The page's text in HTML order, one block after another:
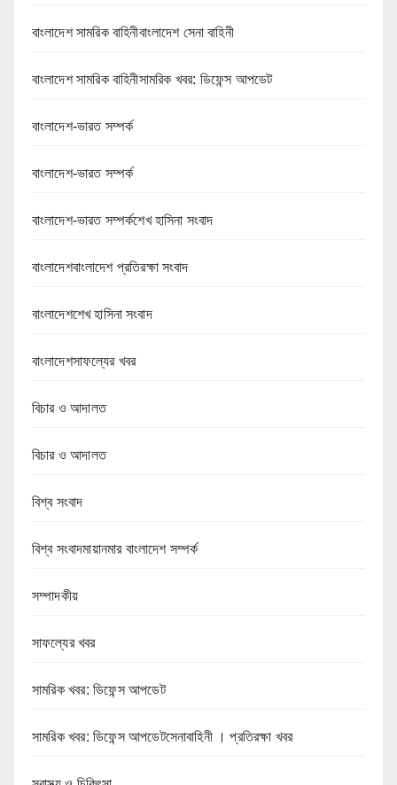
বাংলাদেশ সামরিক বাহিনীবাংলাদেশ সেনা বাহিনী
বাংলাদেশ সামরিক বাহিনীসামরিক খবর: ডিফেন্স আপডেট
বাংলাদেশ-ভারত সম্পর্ক
বাংলাদেশ-ভারত সম্পর্ক
বাংলাদেশ-ভারত সম্পর্কশেখ হাসিনা সংবাদ
বাংলাদেশবাংলাদেশ প্রতিরক্ষা সংবাদ
বাংলাদেশশেখ হাসিনা সংবাদ
বাংলাদেশসাফল্যের খবর
বিচার ও আদালত
বিচার ও আদালত
বিশ্ব সংবাদ
বিশ্ব সংবাদমায়ানমার বাংলাদেশ সম্পর্ক
সম্পাদকীয়
সাফল্যের খবর
সামরিক খবর: ডিফেন্স আপডেট
সামরিক খবর: ডিফেন্স আপডেটসেনাবাহিনী । প্রতিরক্ষা খবর